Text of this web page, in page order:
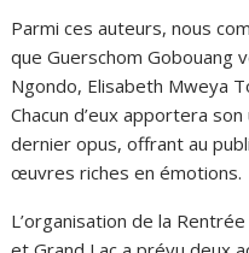
Parmi ces auteurs, nous
que Guerschom Gobouang
Ngondo, Elisabeth Mweya
Chacun d’eux apportera
dernier opus, offrant au
œuvres riches en émotions.
L’organisation de la